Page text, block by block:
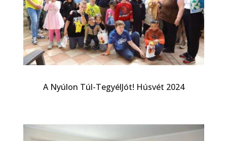
A Nyúlon Túl-TegyélJót! Húsvét 2024